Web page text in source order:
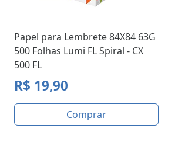
Papel para Lembrete 84X84 63G
500 Folhas Lumi FL Spiral - CX
500 FL
R$ 19,90
Comprar